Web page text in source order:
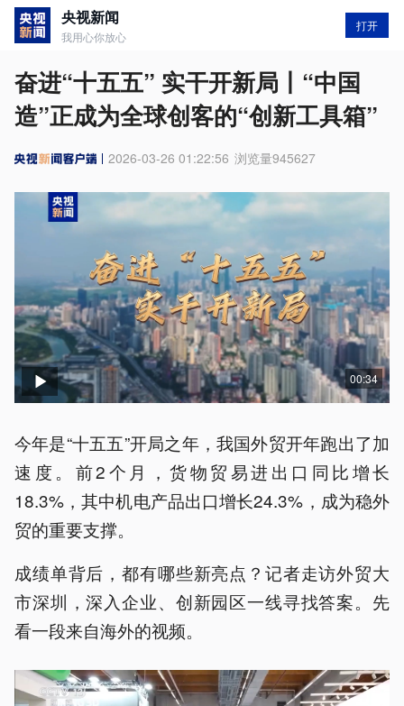
央视新闻
我用心你放心
打开
奋进“十五五” 实干开新局丨“中国
造”正成为全球创客的“创新工具箱”
2026-03-26 01:22:56 浏览量945627
00:34
今年是“十五五”开局之年，我国外贸开年跑出了加
速度。前2个月，货物贸易进出口同比增长
18.3%，其中机电产品出口增长24.3%，成为稳外
贸的重要支撑。
成绩单背后，都有哪些新亮点？记者走访外贸大
市深圳，深入企业、创新园区一线寻找答案。先
看一段来自海外的视频。